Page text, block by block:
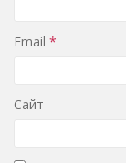
Email *
Сайт